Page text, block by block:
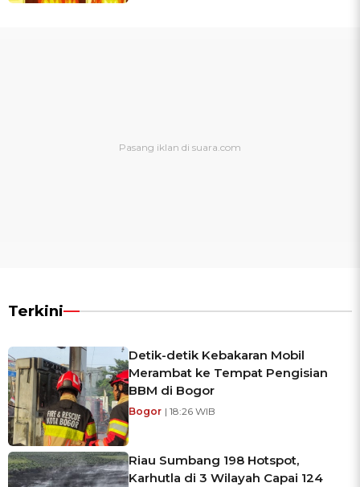
Terkini
Detik-detik Kebakaran Mobil
Merambat ke Tempat Pengisian
BBM di Bogor
Bogor | 18:26 WIB
Riau Sumbang 198 Hotspot,
Karhutla di 3 Wilayah Capai 124